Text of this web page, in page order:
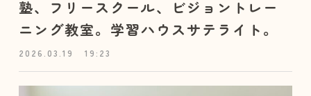
塾、フリースクール、ビジョントレー
ニング教室。学習ハウスサテライト。
2026.03.19 19:23